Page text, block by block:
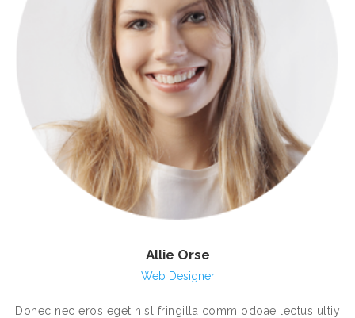
Allie Orse
Web Designer
Donec nec eros eget nisl fringilla comm odoae lectus ultiy